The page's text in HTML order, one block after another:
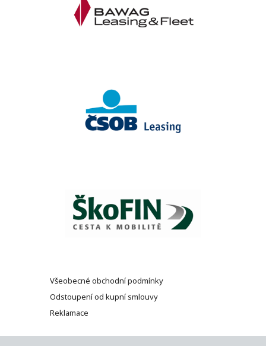
Všeobecné obchodní podmínky
Odstoupení od kupní smlouvy
Reklamace